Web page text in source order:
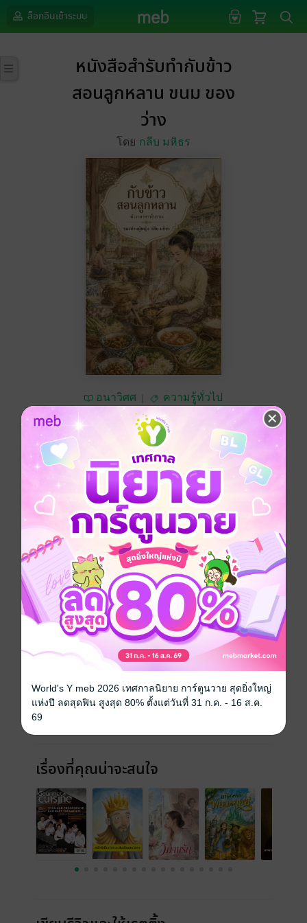
ล็อกอินเข้าระบบ
หนังสือสำรับทำกับข้าว
สอนลูกหลาน ขนม ของ
ว่าง
โดย กลีบ มหิธร
อนาวิศศ ความรู้ทั่วไป
ทดลองอ่าน ซื้อ 92 บาท
No Rating
อยากได้ ซื้อเป็นของขวัญ ติดตาม แชร์
สูตรอาหารไทยแท้ตำรับชาววัง ถ่ายทอดจากท่านผู้หญิง
กลีบ มหิธร รสชาติที่ละเมียดละไม สู่รูปลักษณ์ที่งดงาม
ประณีต
ประเภทไฟล์ pdf, epub(สารบัญ)
ความยาว 89 หน้า (≈ 27,266 คำ)
เรื่องที่คุณน่าจะสนใจ
World's Y meb 2026 เทศกาลนิยาย การ์ตูนวาย สุดยิ่งใหญ่
แห่งปี ลดสุดฟิน สูงสุด 80% ตั้งแต่วันที่ 31 ก.ค. - 16 ส.ค.
69